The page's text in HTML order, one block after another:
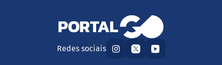
Redes sociais